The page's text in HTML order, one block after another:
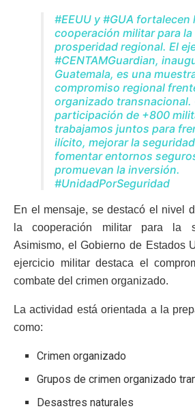
#EEUU y #GUA fortalecen
cooperación militar para
prosperidad regional. El
#CENTAMGuardian,
Guatemala, es una
compromiso regional
organizado transnacional.
participación de +800
trabajamos juntos para
ilícito, mejorar la
fomentar entornos
promuevan la inversión.
#UnidadPorSeguridad
En el mensaje, se destacó el nivel
la cooperación militar para la
Asimismo, el Gobierno de Estados
ejercicio militar destaca el
combate del crimen organizado.
La actividad está orientada a la
como:
Crimen organizado
Grupos de crimen organizado
Desastres naturales